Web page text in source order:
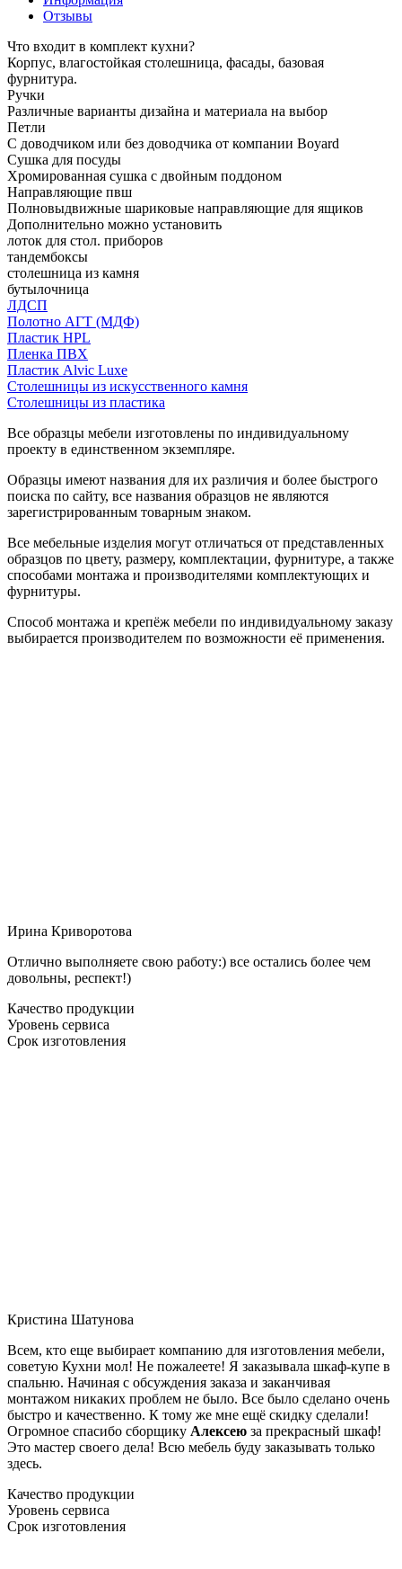
Отзывы
Что входит в комплект кухни?
Корпус, влагостойкая столешница, фасады, базовая
фурнитура.
Ручки
Различные варианты дизайна и материала на выбор
Петли
С доводчиком или без доводчика от компании Boyard
Сушка для посуды
Хромированная сушка с двойным поддоном
Направляющие пвш
Полновыдвижные шариковые направляющие для ящиков
Дополнительно можно установить
лоток для стол. приборов
тандембоксы
столешница из камня
бутылочница
ЛДСП
Полотно АГТ (МДФ)
Пластик HPL
Пленка ПВХ
Пластик Alvic Luxe
Столешницы из искусственного камня
Столешницы из пластика
Все образцы мебели изготовлены по индивидуальному
проекту в единственном экземпляре.
Образцы имеют названия для их различия и более быстрого
поиска по сайту, все названия образцов не являются
зарегистрированным товарным знаком.
Все мебельные изделия могут отличаться от представленных
образцов по цвету, размеру, комплектации, фурнитуре, а также
способами монтажа и производителями комплектующих и
фурнитуры.
Способ монтажа и крепёж мебели по индивидуальному заказу
выбирается производителем по возможности её применения.
Ирина Криворотова
Отлично выполняете свою работу:) все остались более чем
довольны, респект!)
Качество продукции
Уровень сервиса
Срок изготовления
Кристина Шатунова
Всем, кто еще выбирает компанию для изготовления мебели,
советую Кухни мол! Не пожалеете! Я заказывала шкаф-купе в
спальню. Начиная с обсуждения заказа и заканчивая
монтажом никаких проблем не было. Все было сделано очень
быстро и качественно. К тому же мне ещё скидку сделали!
Огромное спасибо сборщику Алексею за прекрасный шкаф!
Это мастер своего дела! Всю мебель буду заказывать только
здесь.
Качество продукции
Уровень сервиса
Срок изготовления